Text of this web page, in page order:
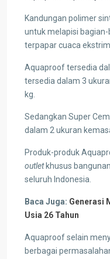
Kandungan polimer
untuk melapisi
terpapar cuaca
Aquaproof tersedia
tersedia dalam 3
kg.
Sedangkan Super
dalam 2 ukuran
Produk-produk
outletkhusus
seluruh Indonesia.
Baca Juga: Generasi
Usia 26 Tahun
Aquaproof selain
berbagai